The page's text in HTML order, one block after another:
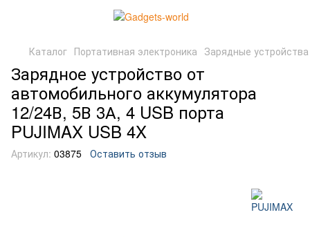
Каталог Портативная электроника Зарядные устройства
Зарядное устройство от
автомобильного аккумулятора
12/24В, 5В 3А, 4 USB порта
PUJIMAX USB 4X
Артикул: 03875 Оставить отзыв